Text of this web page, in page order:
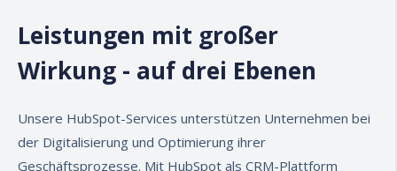
Leistungen mit großer
Wirkung - auf drei Ebenen
Unsere HubSpot-Services unterstützen Unternehmen bei
der Digitalisierung und Optimierung ihrer
Geschäftsprozesse. Mit HubSpot als CRM-Plattform